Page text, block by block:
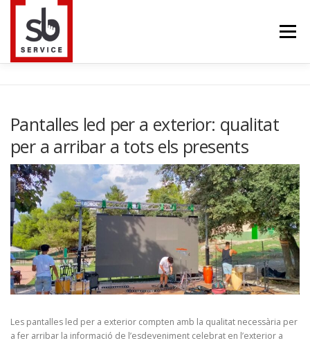
Saltar
contenido
Menú
BLOG
IDIOMA
Pantalles led per a exterior: qualitat
per a arribar a tots els presents
Les pantalles led per a exterior compten amb la qualitat necessària per
a fer arribar la informació de l’esdeveniment celebrat en l’exterior a